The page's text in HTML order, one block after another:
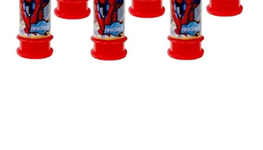
DİĞER ÜRÜNLER